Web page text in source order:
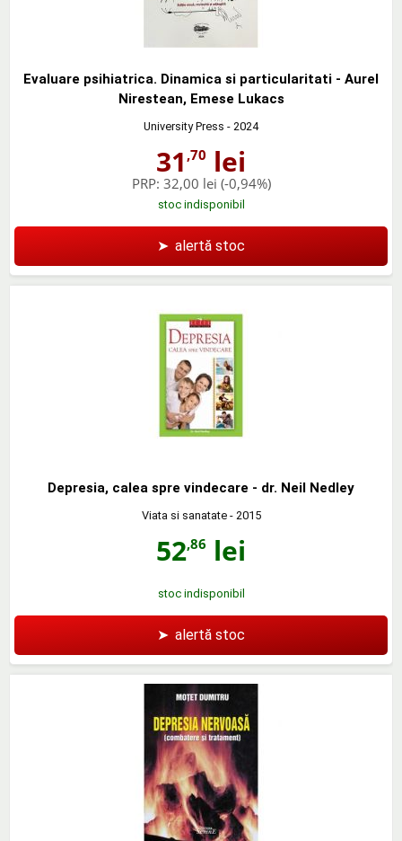
Evaluare psihiatrica. Dinamica si particularitati - Aurel
Nirestean, Emese Lukacs
University Press - 2024
31 ,70 lei
PRP: 32,00 lei (-0,94%)
stoc indisponibil
➤ alertă stoc
Depresia, calea spre vindecare - dr. Neil Nedley
Viata si sanatate- 2015
52,86 lei
stoc indisponibil
➤ alertă stoc